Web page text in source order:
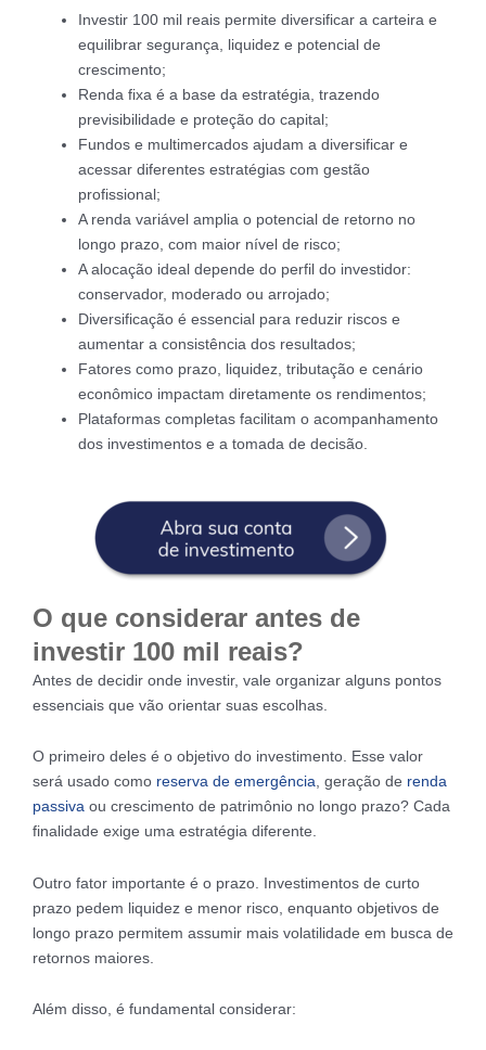
Investir 100 mil reais permite diversificar a carteira e
equilibrar segurança, liquidez e potencial de
crescimento;
Renda fixa é a base da estratégia, trazendo
previsibilidade e proteção do capital;
Fundos e multimercados ajudam a diversificar e
acessar diferentes estratégias com gestão
profissional;
A renda variável amplia o potencial de retorno no
longo prazo, com maior nível de risco;
A alocação ideal depende do perfil do investidor:
conservador, moderado ou arrojado;
Diversificação é essencial para reduzir riscos e
aumentar a consistência dos resultados;
Fatores como prazo, liquidez, tributação e cenário
econômico impactam diretamente os rendimentos;
Plataformas completas facilitam o acompanhamento
dos investimentos e a tomada de decisão.
O que considerar antes de
investir 100 mil reais?
Antes de decidir onde investir, vale organizar alguns pontos
essenciais que vão orientar suas escolhas.
O primeiro deles é o objetivo do investimento. Esse valor
será usado como reserva de emergência , geração de renda
passiva ou crescimento de patrimônio no longo prazo? Cada
finalidade exige uma estratégia diferente.
Outro fator importante é o prazo. Investimentos de curto
prazo pedem liquidez e menor risco, enquanto objetivos de
longo prazo permitem assumir mais volatilidade em busca de
retornos maiores.
Além disso, é fundamental considerar: